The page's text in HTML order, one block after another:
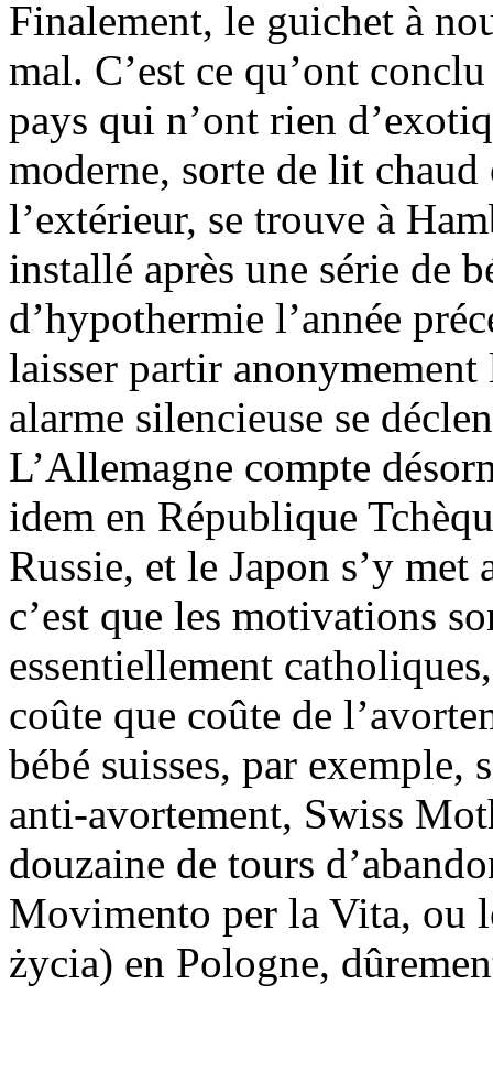
Finalement, le guichet à
mal. C’est ce qu’ont
pays qui n’ont rien
moderne, sorte de lit
l’extérieur, se trouve à
installé après une série de
d’hypothermie l’année
laisser partir anonymement
alarme silencieuse se
L’Allemagne compte
idem en République
Russie, et le Japon s’y
c’est que les motivations
essentiellement
coûte que coûte de
bébé suisses, par exemple,
anti-avortement, Swiss
douzaine de tours
Movimento per la Vita, ou
życia) en Pologne,